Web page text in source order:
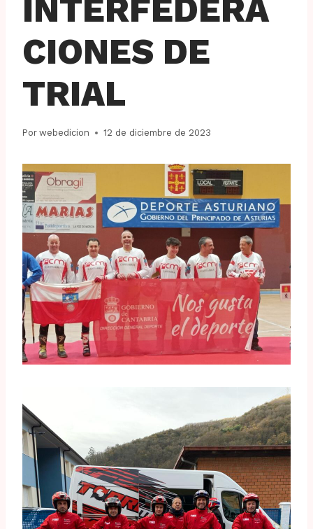
INTERFEDERA
CIONES DE
TRIAL
Por webedicion 12 de diciembre de 2023